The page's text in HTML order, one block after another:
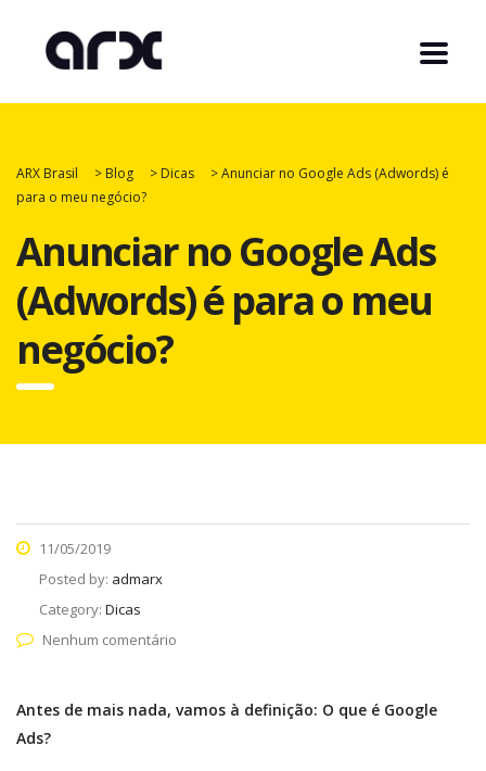
ARX Brasil > Blog > Dicas >Anunciar no Google Ads (Adwords) é
para o meu negócio?
Anunciar no Google Ads
(Adwords) é para o meu
negócio?
11/05/2019
Posted by: admarx
Category: Dicas
Nenhum comentário
Antes de mais nada, vamos à definição: O que é Google
Ads?